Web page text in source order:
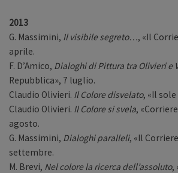
2013
G. Massimini, Il visibile segreto…, «Il
aprile.
F. D’Amico, Dialoghi di Pittura tra Olivieri e
Repubblica», 7 luglio.
Claudio Olivieri. Il Colore disvelato, «Il sole
Claudio Olivieri. Il Colore si svela,
agosto.
G. Massimini, Dialoghi paralleli, «Il
settembre.
M. Brevi, Nel colore la ricerca dell’assoluto,